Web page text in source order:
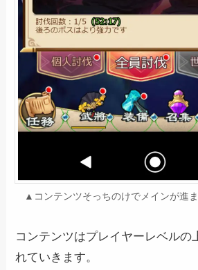
▲コンテンツそっちのけでメインが進
コンテンツはプレイヤーレベルの
れていきます。